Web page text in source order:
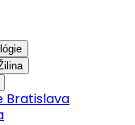
Bratislava